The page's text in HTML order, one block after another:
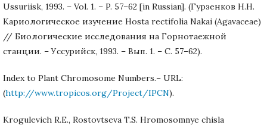
Ussuriisk, 1993. – Vol. 1. – P. 57–62 [in Russian]. (Гурзенков Н.Н.
Кариологическое изучение Hosta rectifolia Nakai (Agavaceae)
// Биологические исследования на Горнотаежной
станции. – Уссурийск, 1993. – Вып. 1. – С. 57–62).
Index to Plant Chromosome Numbers.– URL:
(http://www.tropicos.org/Project/IPCN).
Krogulevich R.E., Rostovtseva T.S. Hromosomnye chisla